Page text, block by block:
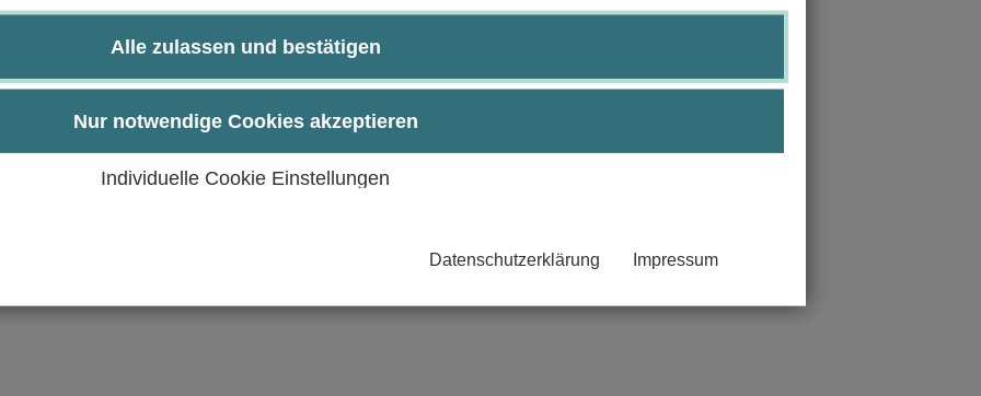
Alle zulassen und bestätigen
Nur notwendige Cookies akzeptieren
Individuelle Cookie Einstellungen
Datenschutzerklärung Impressum
Stellung nehmen.
Ausarbeitung und in einem mündlichen Vortrag verständlich darzustellen.
Sprache präsentieren und diskutieren.
und in einer offenen Diskussion kritisch hinterfragen.